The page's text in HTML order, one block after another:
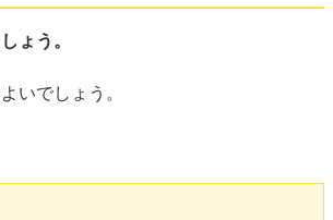
ょう。
いでしょう。